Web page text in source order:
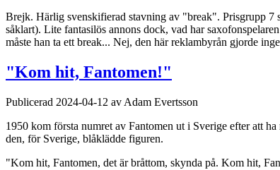
Brejk. Härlig svenskifierad stavning av "break". Prisgrupp 7
såklart). Lite fantasilös annons dock, vad har
måste han ta ett break... Nej, den här reklambyrån gjorde
"Kom hit, Fantomen!"
Publicerad 2024-04-12 av Adam Evertsson
1950 kom första numret av Fantomen ut i Sverige efter att
den, för Sverige, blåklädde figuren.
"Kom hit, Fantomen, det är bråttom, skynda på. Kom hit,